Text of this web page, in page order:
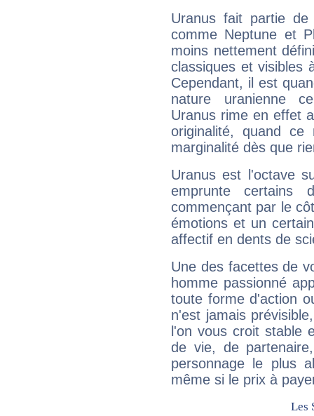
Uranus fait partie
comme Neptune et
moins nettement
classiques et visibles
Cependant, il est
nature uranienne
Uranus rime en effet
originalité, quand ce
marginalité dès que
Uranus est l'octave
emprunte
commençant par le
émotions et un
affectif en dents de
Une des facettes de
homme passionné
toute forme d'action
n'est jamais
l'on vous croit stable
de vie, de
personnage le plus
même si le prix à